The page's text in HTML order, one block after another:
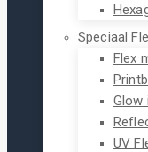
Speciaal
Flex
Glow
UV